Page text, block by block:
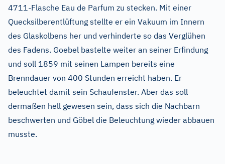
4711-Flasche Eau de Parfum zu stecken. Mit einer
Quecksilberentlüftung stellte er ein Vakuum im Innern
des Glaskolbens her und verhinderte so das Verglühen
des Fadens. Goebel bastelte weiter an seiner Erfindung
und soll 1859 mit seinen Lampen bereits eine
Brenndauer von 400 Stunden erreicht haben. Er
beleuchtet damit sein Schaufenster. Aber das soll
dermaßen hell gewesen sein, dass sich die Nachbarn
beschwerten und Göbel die Beleuchtung wieder abbauen
musste.